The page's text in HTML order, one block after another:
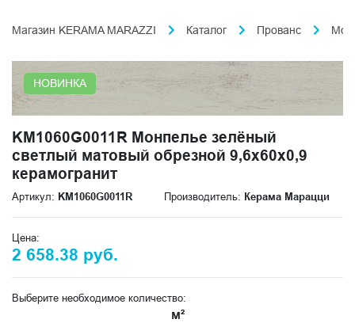
Магазин KERAMA MARAZZI Каталог Прованс
НОВИНКА
KM1060G0011R Монпелье зелёный
светлый матовый обрезной 9,6x60x0,9
керамогранит
Артикул: KM1060G0011R Производитель: Керама Марацци
Цена:
2 658.38 руб.
Выберите необходимое количество:
м²